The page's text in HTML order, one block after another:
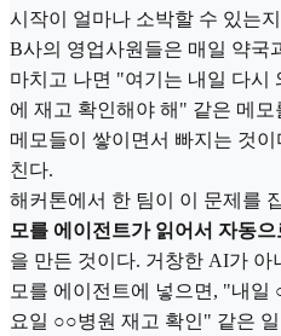
시작이 얼마나 소박할 수 있는
B사의 영업사원들은 매일 약국
마치고 나면 "여기는 내일 다시
에 재고 확인해야 해" 같은 메모
메모들이 쌓이면서 빠지는 것
친다.
해커톤에서 한 팀이 이 문제를
모를 에이전트가 읽어서 자동
을 만든 것이다. 거창한 AI가 아
모를 에이전트에 넣으면, "내
요일 ○○병원 재고 확인" 같은